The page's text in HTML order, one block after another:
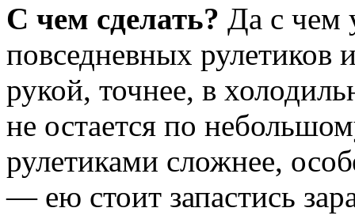
С чем сделать? Да с чем
повседневных рулетиков
рукой, точнее, в
не остается по
рулетиками сложнее,
— ею стоит запастись